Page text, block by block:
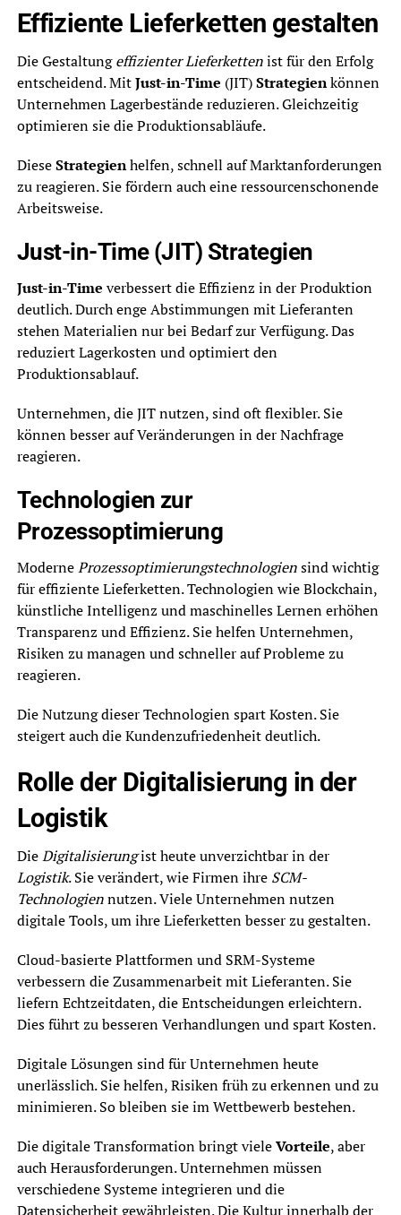
Effiziente Lieferketten gestalten
Die Gestaltungeffizienter Lieferkettenist für den Erfolg
entscheidend. MitJust-in-Time (JIT)Strategienkönnen
Unternehmen Lagerbestände reduzieren. Gleichzeitig
optimieren sie die Produktionsabläufe.
DieseStrategienhelfen, schnell auf Marktanforderungen
zu reagieren. Sie fördern auch eine ressourcenschonende
Arbeitsweise.
Just-in-Time (JIT) Strategien
Just-in-Time verbessert die Effizienz in der Produktion
deutlich. Durch enge Abstimmungen mit Lieferanten
stehen Materialien nur bei Bedarf zur Verfügung. Das
reduziert Lagerkosten und optimiert den
Produktionsablauf.
Unternehmen, die JIT nutzen, sind oft flexibler. Sie
können besser auf Veränderungen in der Nachfrage
reagieren.
Technologien zur
Prozessoptimierung
ModerneProzessoptimierungstechnologiensind wichtig
für effiziente Lieferketten. Technologien wie Blockchain,
künstliche Intelligenz und maschinelles Lernen erhöhen
Transparenz und Effizienz. Sie helfen Unternehmen,
Risiken zu managen und schneller auf Probleme zu
reagieren.
Die Nutzung dieser Technologien spart Kosten. Sie
steigert auch die Kundenzufriedenheit deutlich.
Rolle der Digitalisierung in der
Logistik
DieDigitalisierungist heute unverzichtbar in der
Logistik. Sie verändert, wie Firmen ihre SCM-
Technologiennutzen. Viele Unternehmen nutzen
digitale Tools, um ihre Lieferketten besser zu gestalten.
Cloud-basierte Plattformen und SRM-Systeme
verbessern die Zusammenarbeit mit Lieferanten. Sie
liefern Echtzeitdaten, die Entscheidungen erleichtern.
Dies führt zu besseren Verhandlungen und spart Kosten.
Digitale Lösungen sind für Unternehmen heute
unerlässlich. Sie helfen, Risiken früh zu erkennen und zu
minimieren. So bleiben sie im Wettbewerb bestehen.
Die digitale Transformation bringt vieleVorteile, aber
auch Herausforderungen. Unternehmen müssen
verschiedene Systeme integrieren und die
Datensicherheit gewährleisten. Die Kultur innerhalb der